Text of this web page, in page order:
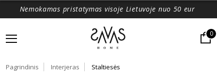
Nemokamas pristatymas visoje Lietuvoje nuo 50 eur
0
Pagrindinis Interjeras Staltiesės